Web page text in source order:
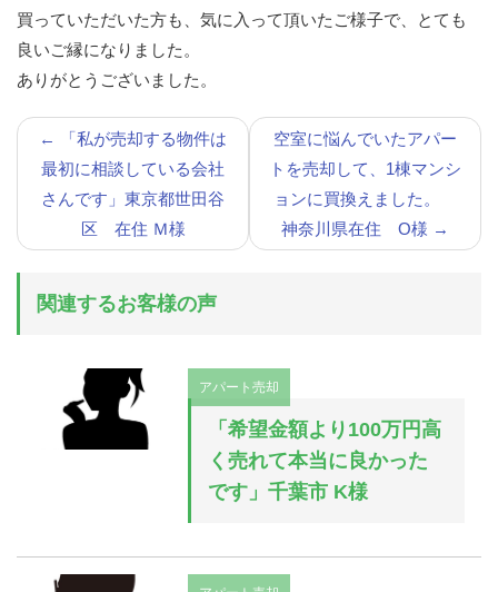
買っていただいた方も、気に入って頂いたご様子で、とても
良いご縁になりました。
ありがとうございました。
←
「私が売却する物件は
最初に相談している会社
さんです」東京都世田谷
区 在住 Ｍ様
空室に悩んでいたアパー
トを売却して、1棟マンシ
ョンに買換えました。
神奈川県在住 O様 →
関連するお客様の声
アパート売却
「希望金額より100万円高
く売れて本当に良かった
です」千葉市 K様